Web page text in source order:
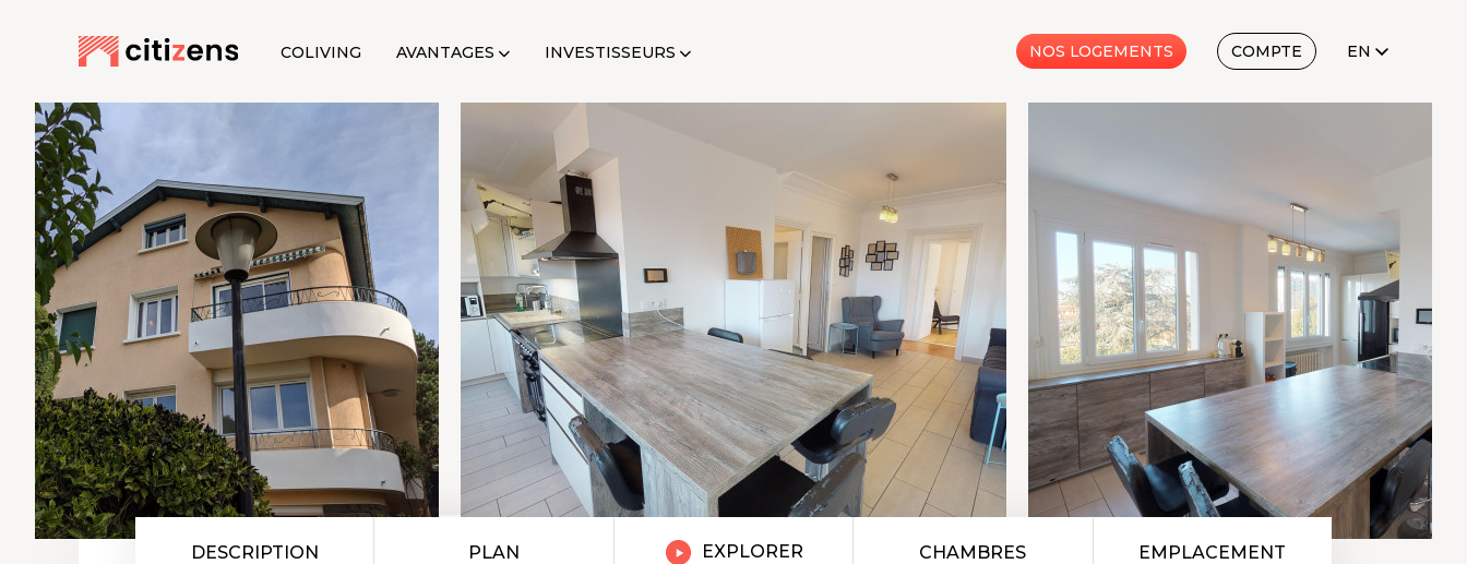
COLIVING AVANTAGES INVESTISSEURS NOS LOGEMENTS COMPTE EN
DESCRIPTION PLAN EXPLORER CHAMBRES EMPLACEMENT